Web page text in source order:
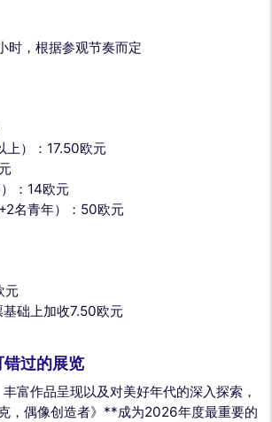
时，根据参观节奏而定
上）：17.50欧元
：14欧元
名青年）：50欧元
元
础上加收7.50欧元
过的展览
富作品呈现以及对美好年代的深入探索，
，偶像创造者》**成为2026年度最重要的